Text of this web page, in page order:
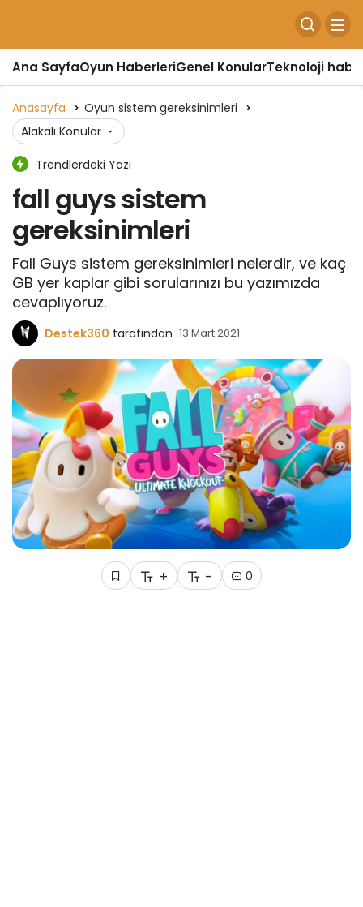
Ana SayfaOyun HaberleriGenel KonularTeknoloji
Anasayfa
Oyun sistem gereksinimleri
Alakalı Konular
Trendlerdeki Yazı
fall guys sistem
gereksinimleri
Fall Guys sistem gereksinimleri nelerdir, ve kaç
GB yer kaplar gibi sorularınızı bu yazımızda
cevaplıyoruz.
Destek360 tarafından 13 Mart 2021
+ - 0